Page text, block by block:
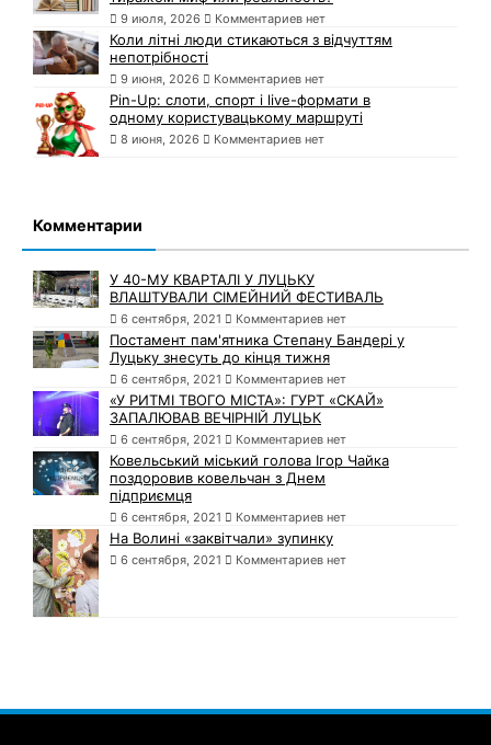
9 июля, 2026 Комментариев нет
Коли літні люди стикаються з відчуттям
непотрібності
9 июня, 2026 Комментариев нет
Pin-Up: слоти, спорт і live-формати в
одному користувацькому маршруті
8 июня, 2026 Комментариев нет
Комментарии
У 40-МУ КВАРТАЛІ У ЛУЦЬКУ
ВЛАШТУВАЛИ СІМЕЙНИЙ ФЕСТИВАЛЬ
6 сентября, 2021 Комментариев нет
Постамент пам'ятника Степану Бандері у
Луцьку знесуть до кінця тижня
6 сентября, 2021 Комментариев нет
«У РИТМІ ТВОГО МІСТА»: ГУРТ «СКАЙ»
ЗАПАЛЮВАВ ВЕЧІРНІЙ ЛУЦЬК
6 сентября, 2021 Комментариев нет
Ковельський міський голова Ігор Чайка
поздоровив ковельчан з Днем
підприємця
6 сентября, 2021 Комментариев нет
На Волині «заквітчали» зупинку
6 сентября, 2021 Комментариев нет